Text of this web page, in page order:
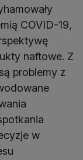
COVID-19,
naftowe. Z
problemy z
w